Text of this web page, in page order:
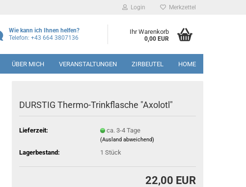
Login Merkzettel
Wie kann ich Ihnen helfen?
Telefon: +43 664 3807136
Ihr Warenkorb
0,00 EUR
ÜBER MICH VERANSTALTUNGEN ZIRBEUTEL HOME
DURSTIG Thermo-Trinkflasche "Axolotl"
Lieferzeit: ca. 3-4 Tage
(Ausland abweichend)
Lagerbestand: 1 Stück
22,00 EUR